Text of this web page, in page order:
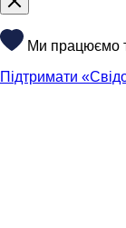
Ми працюємо
Підтримати